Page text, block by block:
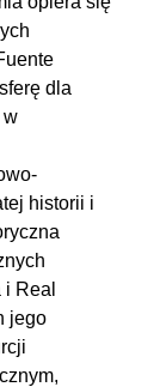
dla
w
historii i
Real
jego